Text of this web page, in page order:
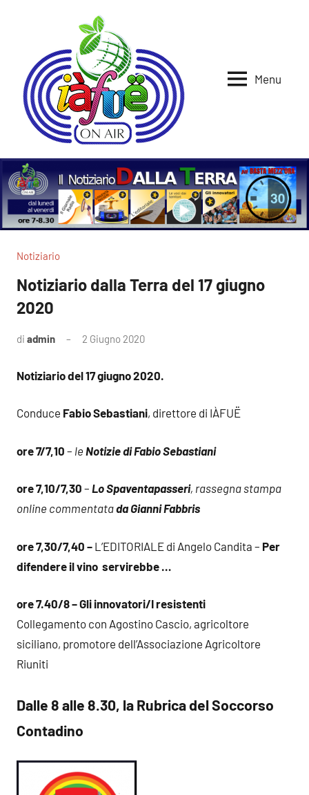
Iafue
Menu
Notiziario
Notiziario dalla Terra del 17 giugno
2020
di admin 2 Giugno 2020
Notiziario del 17 giugno 2020.
Conduce Fabio Sebastiani, direttore di IÀFUË
ore 7/7,10 – le Notizie di Fabio Sebastiani
ore 7,10/7,30 – Lo Spaventapasseri, rassegna stampa
online commentatada Gianni Fabbris
ore 7,30/7,40 – L’EDITORIALE di Angelo Candita – Per
difendere il vino servirebbe …
ore 7.40/8 – Gli innovatori/I resistenti
Collegamento con Agostino Cascio, agricoltore
siciliano, promotore dell’Associazione Agricoltore
Riuniti
Dalle 8 alle 8.30, la Rubrica del Soccorso
Contadino